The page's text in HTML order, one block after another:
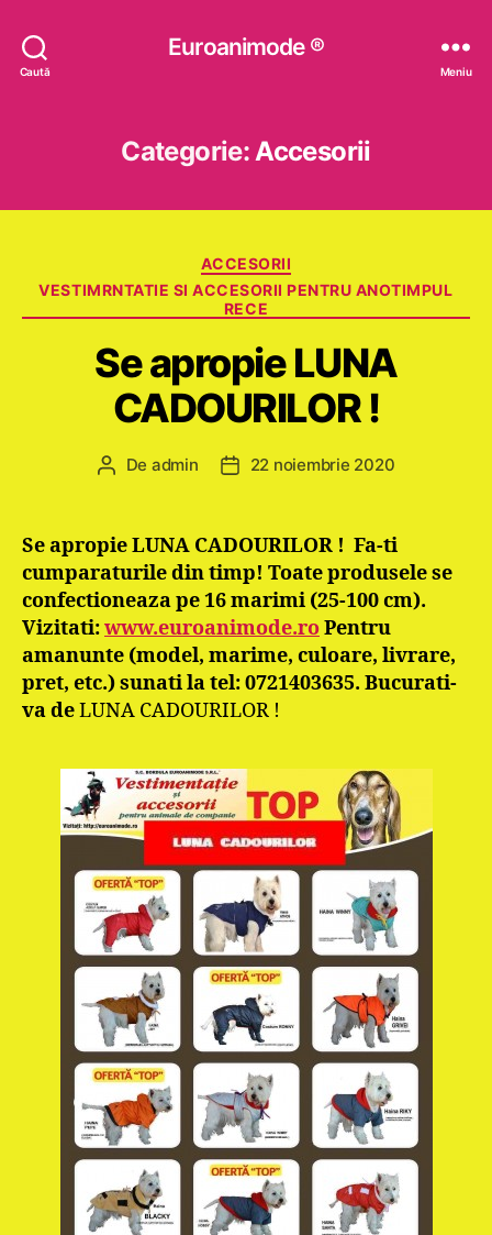
Caută
Euroanimode ®
Meniu
Categorie:Accesorii
Categorii
ACCESORII
VESTIMRNTATIE SI ACCESORII PENTRU ANOTIMPUL
RECE
Se apropie LUNA
CADOURILOR !
Autor
De admin
Dată22 noiembrie 2020
Se apropieLUNA CADOURILOR ! Fa-ti
cumparaturile din timp! Toate produsele se
confectioneaza pe 16 marimi (25-100 cm).
Vizitati:www.euroanimode.roPentru
amanunte (model, marime, culoare, livrare,
pret, etc.) sunati la tel: 0721403635. Bucurati-
va deLUNA CADOURILOR !